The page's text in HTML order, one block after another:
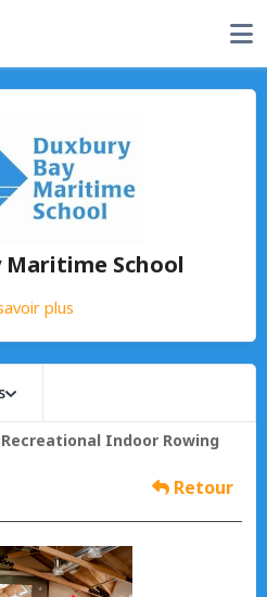
Maritime School
plus
Recreational Indoor Rowing
Retour